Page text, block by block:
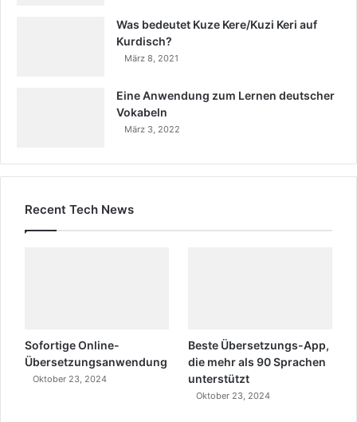
Was bedeutet Kuze Kere/Kuzi Keri auf
Kurdisch?
März 8, 2021
Eine Anwendung zum Lernen deutscher
Vokabeln
März 3, 2022
Recent Tech News
Sofortige Online-
Übersetzungsanwendung
Oktober 23, 2024
Beste Übersetzungs-App,
die mehr als 90 Sprachen
unterstützt
Oktober 23, 2024